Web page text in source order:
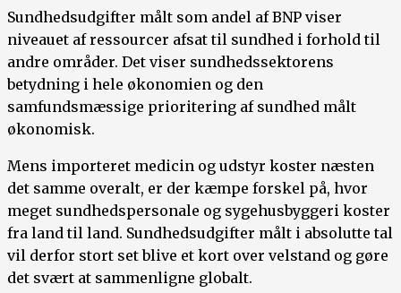
Sundhedsudgifter målt som andel af BNP viser
niveauet af ressourcer afsat til sundhed i forhold til
andre områder. Det viser sundhedssektorens
betydning i hele økonomien og den
samfundsmæssige prioritering af sundhed målt
økonomisk.
Mens importeret medicin og udstyr koster næsten
det samme overalt, er der kæmpe forskel på, hvor
meget sundhedspersonale og sygehusbyggeri koster
fra land til land. Sundhedsudgifter målt i absolutte tal
vil derfor stort set blive et kort over velstand og gøre
det svært at sammenligne globalt.